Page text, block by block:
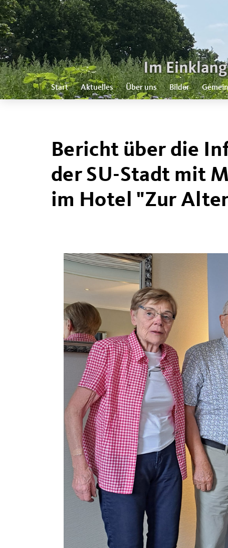
Start Aktuelles Über uns Bilder
Bericht über die
der SU-Stadt mit
im Hotel "Zur